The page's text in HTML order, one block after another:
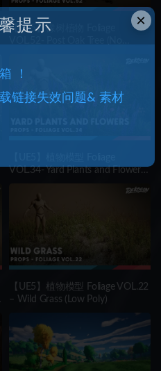
【UE5】橡树植物 Foliage
VOL.34- Yard Plants and Flowers
【UE5】植物模型 Foliage VOL.22
– Wild Grass (Low Poly)
×
提示
！
链接失效问题& 素材